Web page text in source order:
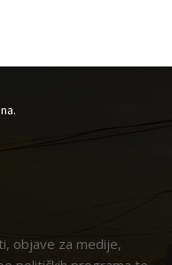
objave za medije,